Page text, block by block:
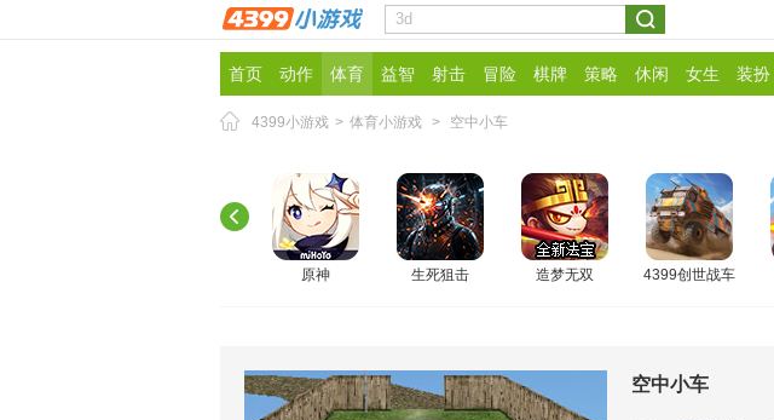
首页 动作 体育 益智 射击 冒险 棋牌 策略 休闲 女生 装扮
4399小游戏 > 体育小游戏 > 空中小车
原神 生死狙击 造梦无双 4399创世战车
空中小车